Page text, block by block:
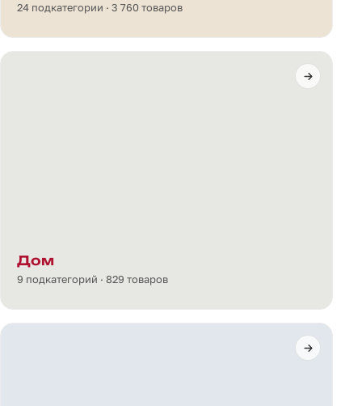
24 подкатегории · 3 760 товаров
Дом
9 подкатегорий · 829 товаров